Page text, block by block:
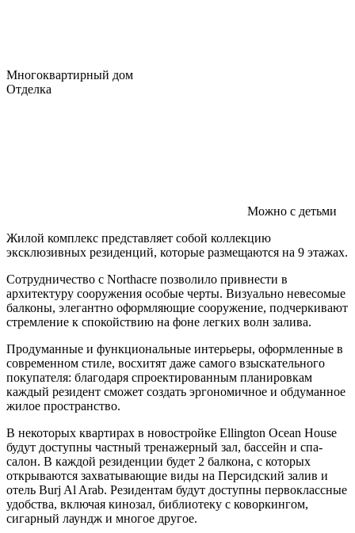
Многоквартирный дом
Отделка
Можно с детьми
Жилой комплекс представляет собой коллекцию
эксклюзивных резиденций, которые размещаются на 9 этажах.
Сотрудничество с Northacre позволило привнести в
архитектуру сооружения особые черты. Визуально невесомые
балконы, элегантно оформляющие сооружение, подчеркивают
стремление к спокойствию на фоне легких волн залива.
Продуманные и функциональные интерьеры, оформленные в
современном стиле, восхитят даже самого взыскательного
покупателя: благодаря спроектированным планировкам
каждый резидент сможет создать эргономичное и обдуманное
жилое пространство.
В некоторых квартирах в новостройке Ellington Ocean House
будут доступны частный тренажерный зал, бассейн и спа-
салон. В каждой резиденции будет 2 балкона, с которых
открываются захватывающие виды на Персидский залив и
отель Burj Al Arab. Резидентам будут доступны первоклассные
удобства, включая кинозал, библиотеку с коворкингом,
сигарный лаундж и многое другое.